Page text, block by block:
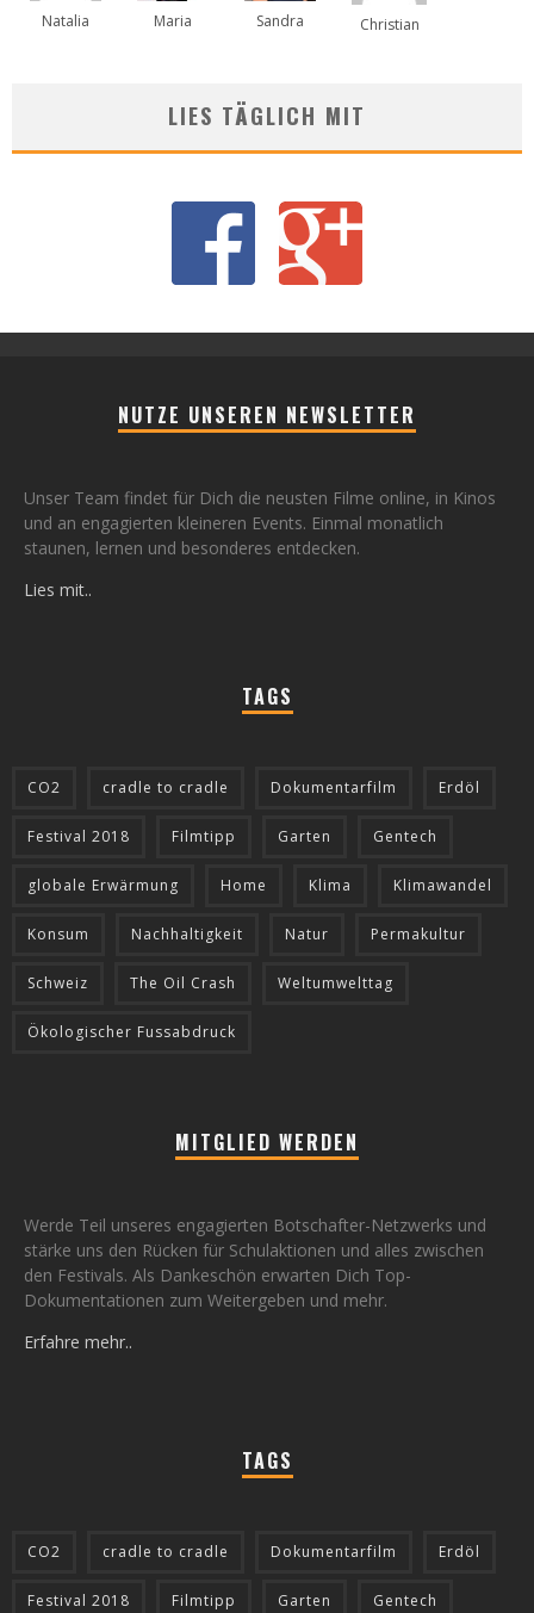
Natalia Maria Sandra Christian
LIES TÄGLICH MIT
NUTZE UNSEREN NEWSLETTER
Unser Team findet für Dich die neusten Filme online, in Kinos
und an engagierten kleineren Events. Einmal monatlich
staunen, lernen und besonderes entdecken.
Lies mit..
TAGS
CO2 cradle to cradle Dokumentarfilm Erdöl
Festival 2018 Filmtipp Garten Gentech
globale Erwärmung Home Klima Klimawandel
Konsum Nachhaltigkeit Natur Permakultur
Schweiz The Oil Crash Weltumwelttag
Ökologischer Fussabdruck
MITGLIED WERDEN
Werde Teil unseres engagierten Botschafter-Netzwerks und
stärke uns den Rücken für Schulaktionen und alles zwischen
den Festivals. Als Dankeschön erwarten Dich Top-
Dokumentationen zum Weitergeben und mehr.
Erfahre mehr..
TAGS
CO2 cradle to cradle Dokumentarfilm Erdöl
Festival 2018 Filmtipp Garten Gentech